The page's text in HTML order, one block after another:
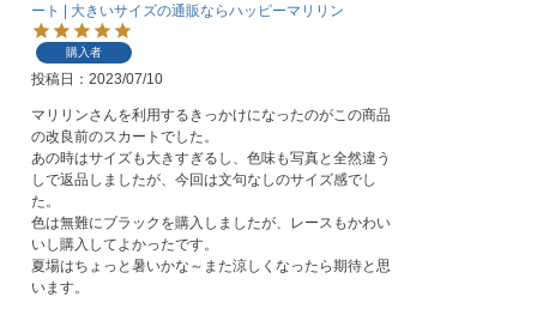
ート | 大きいサイズの通販ならハッピーマリリン
購入者
投稿日 2023/07/10
マリリンさんを利用するきっかけになったのがこの商品
の改良前のスカートでした。
あの時はサイズも大きすぎるし、色味も写真と全然違う
しで返品しましたが、今回は文句なしのサイズ感でし
た。
色は無難にブラックを購入しましたが、レースもかわい
いし購入してよかったです。
夏場はちょっと暑いかな～また涼しくなったら期待と思
います。